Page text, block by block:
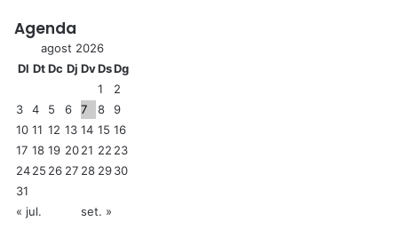
Agenda
agost 2026
Dl DtDc Dj DvDsDg
1
2
3
4 5 6 7 8
9
10 11 12 13 14 15 16
17 18 19 2021 22 23
2425 26 27 28 2930
31
« jul.
set. »